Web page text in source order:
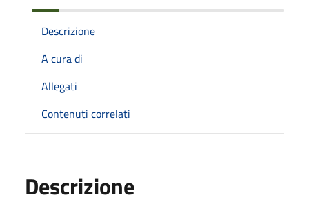
Descrizione
A cura di
Allegati
Contenuti correlati
Descrizione